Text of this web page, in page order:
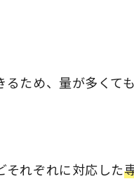
るため、量が多くて
それぞれに対応した